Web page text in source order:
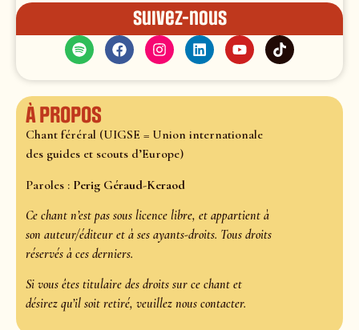
Suivez-nous
À propos
Chant féréral (UIGSE = Union internationale
des guides et scouts d’Europe)
Paroles : Perig Géraud-Keraod
Ce chant n’est pas sous licence libre, et appartient à
son auteur/éditeur et à ses ayants-droits. Tous droits
réservés à ces derniers.
Si vous êtes titulaire des droits sur ce chant et
désirez qu’il soit retiré, veuillez nous contacter.